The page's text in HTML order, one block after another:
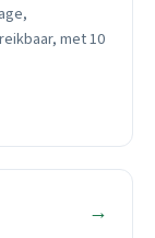
met 10
→